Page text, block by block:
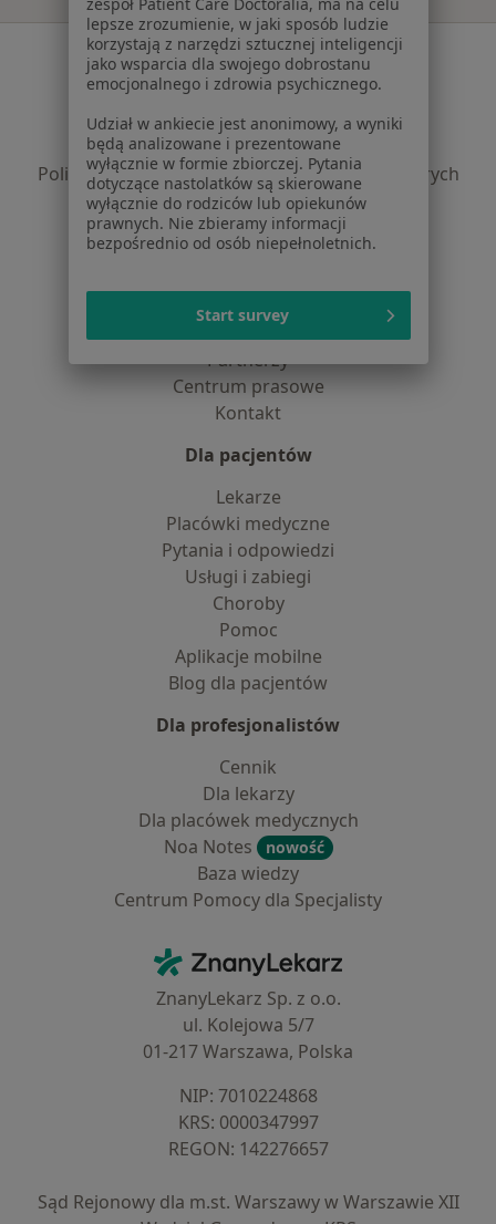
Serwis
Regulamin
Polityka prywatności pacjentów
Polityka prywatności profesjonalistów
Polityka prywatności dla profesjonalistów, których
dane pozyskaliśmy samodzielnie
Polityka cookies
Jak działają wyniki wyszukiwania
O nas
Partnerzy
Centrum prasowe
Kontakt
Dla pacjentów
Lekarze
Placówki medyczne
Pytania i odpowiedzi
Usługi i zabiegi
Choroby
Pomoc
Aplikacje mobilne
Blog dla pacjentów
Dla profesjonalistów
Cennik
Dla lekarzy
Dla placówek medycznych
Noa Notes
nowość
Baza wiedzy
Centrum Pomocy dla Specjalisty
ZnanyLekarz - Strona główna
ZnanyLekarz Sp. z o.o.
ul. Kolejowa 5/7
01-217 Warszawa, Polska
NIP: ⁠7010224868
KRS: ⁠0000347997
REGON: ⁠142276657
Sąd Rejonowy dla m.st. Warszawy w Warszawie XII
lepsze zrozumienie, w jaki sposób ludzie
korzystają z narzędzi sztucznej inteligencji
jako wsparcia dla swojego dobrostanu
emocjonalnego i zdrowia psychicznego.
Udział w ankiecie jest anonimowy, a wyniki
będą analizowane i prezentowane
wyłącznie w formie zbiorczej. Pytania
dotyczące nastolatków są skierowane
wyłącznie do rodziców lub opiekunów
prawnych. Nie zbieramy informacji
bezpośrednio od osób niepełnoletnich.
Start survey